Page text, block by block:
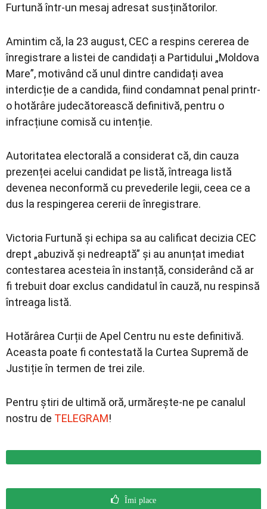
Furtună într-un mesaj adresat susținătorilor.
Amintim că, la 23 august, CEC a respins cererea de
înregistrare a listei de candidați a Partidului „Moldova
Mare”, motivând că unul dintre candidați avea
interdicție de a candida, fiind condamnat penal printr-
o hotărâre judecătorească definitivă, pentru o
infracțiune comisă cu intenție.
Autoritatea electorală a considerat că, din cauza
prezenței acelui candidat pe listă, întreaga listă
devenea neconformă cu prevederile legii, ceea ce a
dus la respingerea cererii de înregistrare.
Victoria Furtună și echipa sa au calificat decizia CEC
drept „abuzivă și nedreaptă” și au anunțat imediat
contestarea acesteia în instanță, considerând că ar
fi trebuit doar exclus candidatul în cauză, nu respinsă
întreaga listă.
Hotărârea Curții de Apel Centru nu este definitivă.
Aceasta poate fi contestată la Curtea Supremă de
Justiție în termen de trei zile.
Pentru știri de ultimă oră, urmărește-ne pe canalul
nostru de TELEGRAM!
Îmi place